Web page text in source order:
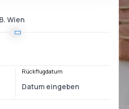
Rückflugdatum